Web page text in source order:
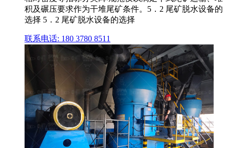
积及碾压要求作为干堆尾矿条件。5．2 尾矿脱水设备的
选择 5．2 尾矿脱水设备的选择
联系电话: 180 3780 8511